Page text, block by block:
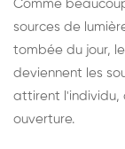
Comme
sources de
tombée du jour,
deviennent les
attirent l'individu,
ouverture.